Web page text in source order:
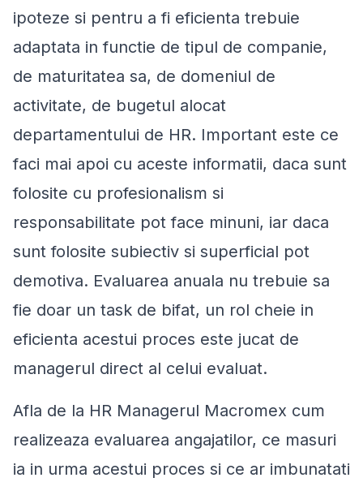
ipoteze si pentru a fi eficienta trebuie
adaptata in functie de tipul de companie,
de maturitatea sa, de domeniul de
activitate, de bugetul alocat
departamentului de HR. Important este ce
faci mai apoi cu aceste informatii, daca sunt
folosite cu profesionalism si
responsabilitate pot face minuni, iar daca
sunt folosite subiectiv si superficial pot
demotiva. Evaluarea anuala nu trebuie sa
fie doar un task de bifat, un rol cheie in
eficienta acestui proces este jucat de
managerul direct al celui evaluat.
Afla de la HR Managerul Macromex cum
realizeaza evaluarea angajatilor, ce masuri
ia in urma acestui proces si ce ar imbunatati